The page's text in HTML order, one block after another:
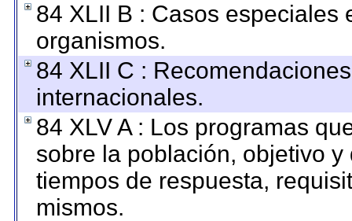
84 XLII B : Casos especiales
organismos.
84 XLII C :
internacionales.
84 XLV A : Los programas
sobre la población, objetivo
tiempos de respuesta,
mismos.